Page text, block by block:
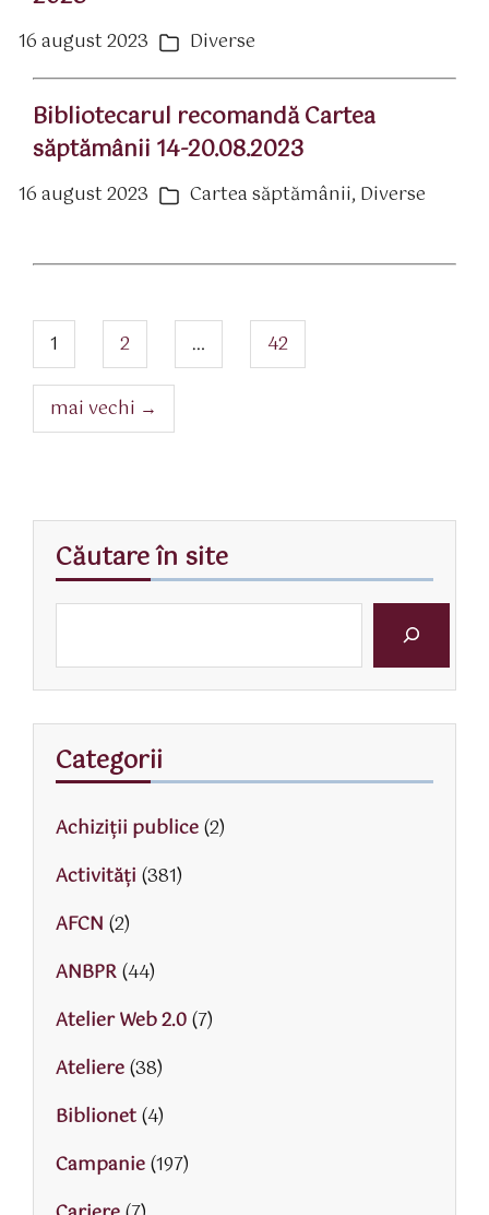
16 august 2023 Categorii
Diverse
Bibliotecarul recomandă Cartea
săptămânii 14-20.08.2023
16 august 2023 Categorii
Cartea săptămânii, Diverse
Navigare
articole
pagina
1 pagina
2 … pagina
42
mai vechi →
Căutare în site
Categorii
Achiziții publice(2)
Activităţi (381)
AFCN (2)
ANBPR(44)
Atelier Web 2.0(7)
Ateliere(38)
Biblionet(4)
Campanie(197)